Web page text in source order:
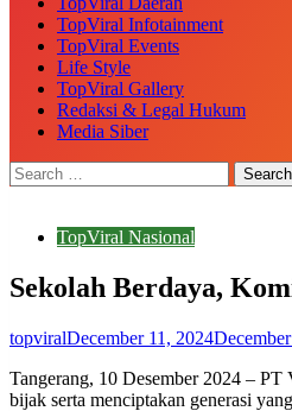
TopViral Infotainment
TopViral Events
Life Style
TopViral Gallery
Redaksi & Legal Hukum
Media Siber
TopViral Nasional
Sekolah Berdaya,
topviralDecember 11, 2024
Tangerang, 10 Desember 2024 –
bijak serta menciptakan generasi